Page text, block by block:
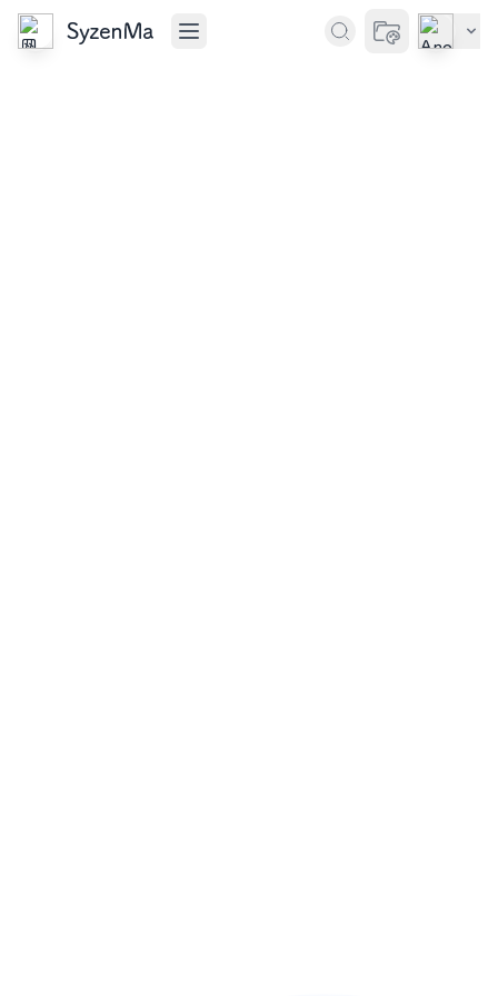
SyzenMa 切换主题